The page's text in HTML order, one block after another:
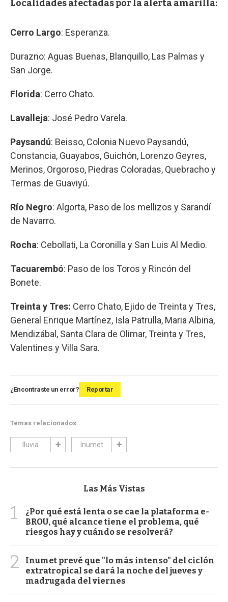
Localidades afectadas por la alerta amarilla:
Cerro Largo: Esperanza.
Durazno: Aguas Buenas, Blanquillo, Las Palmas y
San Jorge.
Florida: Cerro Chato.
Lavalleja: José Pedro Varela.
Paysandú: Beisso, Colonia Nuevo Paysandú,
Constancia, Guayabos, Guichón, Lorenzo Geyres,
Merinos, Orgoroso, Piedras Coloradas, Quebracho y
Termas de Guaviyú.
Río Negro: Algorta, Paso de los mellizos y Sarandí
de Navarro.
Rocha: Cebollati, La Coronilla y San Luis Al Medio.
Tacuarembó: Paso de los Toros y Rincón del
Bonete.
Treinta y Tres: Cerro Chato, Ejido de Treinta y Tres,
General Enrique Martínez, Isla Patrulla, Maria Albina,
Mendizábal, Santa Clara de Olimar, Treinta y Tres,
Valentines y Villa Sara.
¿Encontraste un error? Reportar
Temas relacionados
lluvia Inumet
Las Más Vistas
1
¿Por qué está lenta o se cae la plataforma e-
BROU, qué alcance tiene el problema, qué
riesgos hay y cuándo se resolverá?
2
Inumet prevé que "lo más intenso" del ciclón
extratropical se dará la noche del jueves y
madrugada del viernes